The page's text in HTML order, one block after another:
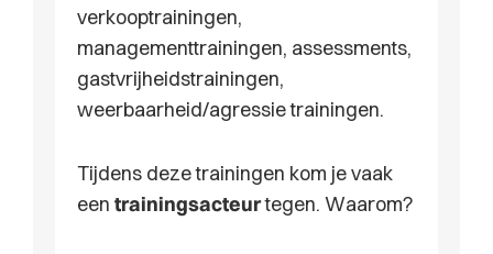
verkooptrainingen,
managementtrainingen, assessments,
gastvrijheidstrainingen,
weerbaarheid/agressie trainingen.
Tijdens deze trainingen kom je vaak
een trainingsacteurtegen. Waarom?